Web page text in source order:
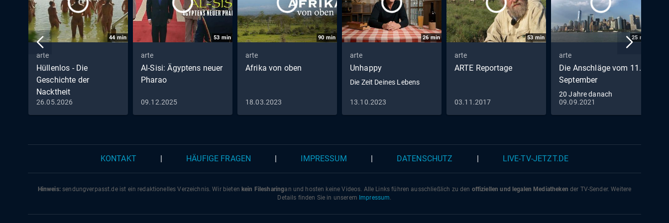
44min
arte
Hüllenlos - Die
Geschichte der
Nacktheit
26.05.2026
53 min
arte
Al-Sisi: Ägyptens neuer
Pharao
09.12.2025
90 min
arte
Afrika von oben
18.03.2023
26min
arte
Unhappy
Die Zeit Deines Lebens
13.10.2023
53 min
arte
ARTE Reportage
03.11.2017
25 min
arte
Die Anschläge vom 11.
September
20 Jahre danach
09.09.2021
KONTAKT HÄUFIGE FRAGEN IMPRESSUM DATENSCHUTZ LIVE-TV-JETZT.DE
Hinweis:sendungverpasst.deist ein redaktionelles Verzeichnis. Wir bieten kein Filesharingan und hosten keine Videos. Alle Links führen ausschließlich zu den offiziellen und legalen Mediatheken der TV-Sender. Weitere
Details finden Sie in unserem Impressum.